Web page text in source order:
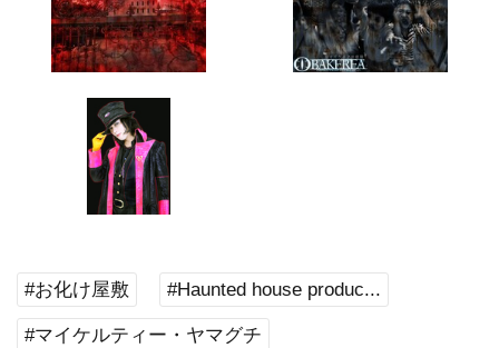
#お化け屋敷 #Haunted house produc...
#マイケルティー・ヤマグチ